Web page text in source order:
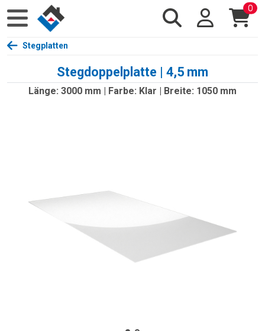
0
Stegplatten
Stegdoppelplatte | 4,5 mm
Länge: 3000 mm | Farbe: Klar | Breite: 1050 mm